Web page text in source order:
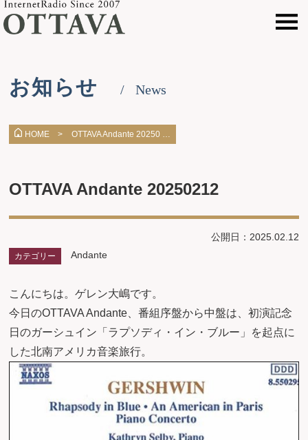
お知らせ News
HOME > OTTAVA Andante 20250 …
OTTAVA Andante 20250212
公開日：2025.02.12
カテゴリー Andante
こんにちは。ゲレン大嶋です。
今日のOTTAVA Andante、番組序盤から中盤は、初演記念
日のガーシュイン「ラプソディ・イン・ブルー」を起点に
した北南アメリカ音楽旅行。